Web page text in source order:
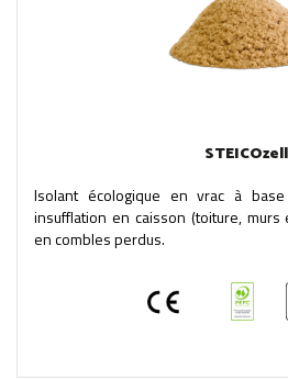
STEICOzell
Isolant écologique en vrac à
insufflation en caisson (toiture,
en combles perdus.